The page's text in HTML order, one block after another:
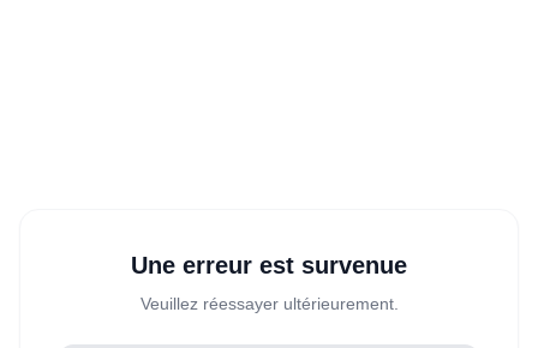
Une erreur est survenue
Veuillez réessayer ultérieurement.